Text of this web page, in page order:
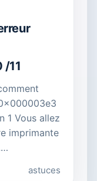
/11
1 Vous allez
imprimante
astuces